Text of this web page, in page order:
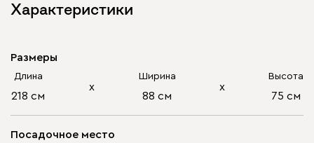
Характеристики
Размеры
Длина
218 см
х
Ширина
88 см
х
Высота
75 см
Посадочное место